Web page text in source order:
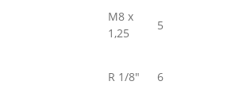
M8 x
1,25
5
R 1/8" 6